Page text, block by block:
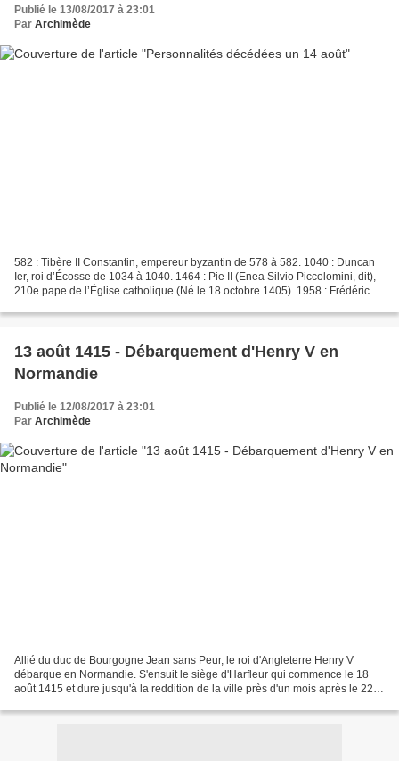
Publié le 13/08/2017 à 23:01
Par Archimède
582 : Tibère II Constantin, empereur byzantin de 578 à 582. 1040 : Duncan
Ier, roi d’Écosse de 1034 à 1040. 1464 : Pie II (Enea Silvio Piccolomini, dit),
210e pape de l’Église catholique (Né le 18 octobre 1405). 1958 : Frédéric
13 août 1415 - Débarquement d'Henry V en
Normandie
Publié le 12/08/2017 à 23:01
Par Archimède
Allié du duc de Bourgogne Jean sans Peur, le roi d'Angleterre Henry V
débarque en Normandie. S'ensuit le siège d'Harfleur qui commence le 18
août 1415 et dure jusqu'à la reddition de la ville près d'un mois après le 22